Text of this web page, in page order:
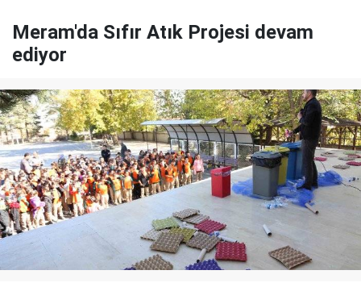
Meram'da Sıfır Atık Projesi devam
ediyor